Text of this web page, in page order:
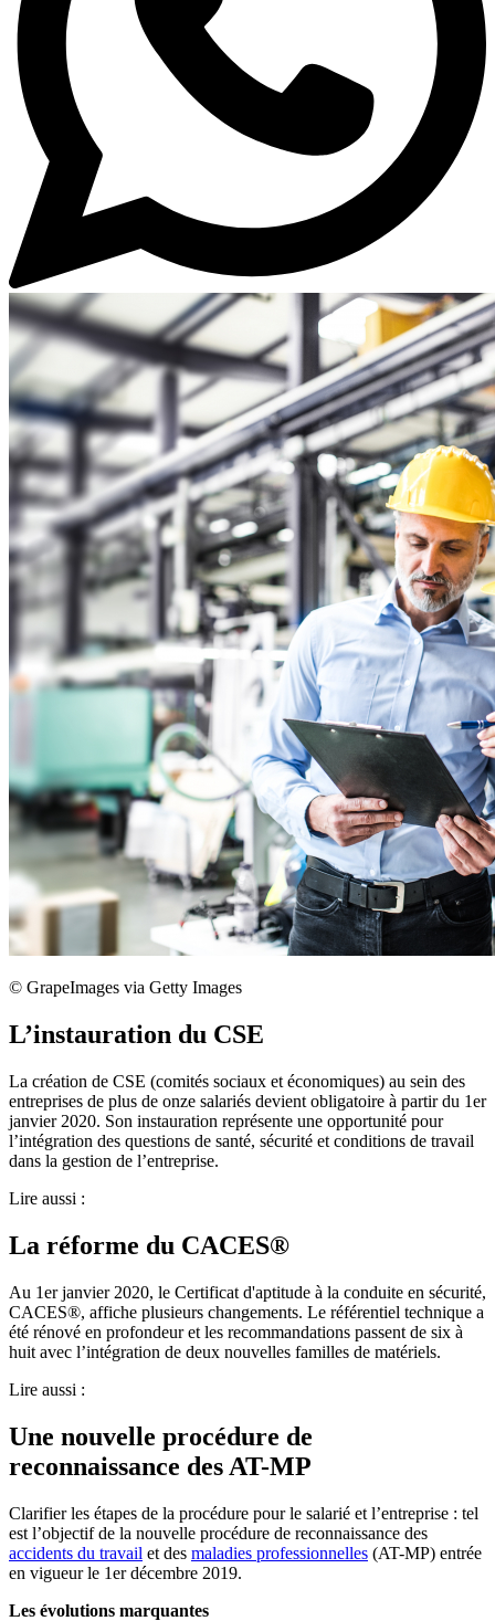
© GrapeImages via Getty Images
L’instauration du CSE
La création de CSE (comités sociaux et économiques) au sein des
entreprises de plus de onze salariés devient obligatoire à partir du 1er
janvier 2020. Son instauration représente une opportunité pour
l’intégration des questions de santé, sécurité et conditions de travail
dans la gestion de l’entreprise.
Lire aussi :
La réforme du CACES®
Au 1er janvier 2020, le Certificat d'aptitude à la conduite en sécurité,
CACES®, affiche plusieurs changements. Le référentiel technique a
été rénové en profondeur et les recommandations passent de six à
huit avec l’intégration de deux nouvelles familles de matériels.
Lire aussi :
Une nouvelle procédure de
reconnaissance des AT-MP
Clarifier les étapes de la procédure pour le salarié et l’entreprise : tel
est l’objectif de la nouvelle procédure de reconnaissance des
accidents du travail et des maladies professionnelles (AT-MP) entrée
en vigueur le 1er décembre 2019.
Les évolutions marquantes